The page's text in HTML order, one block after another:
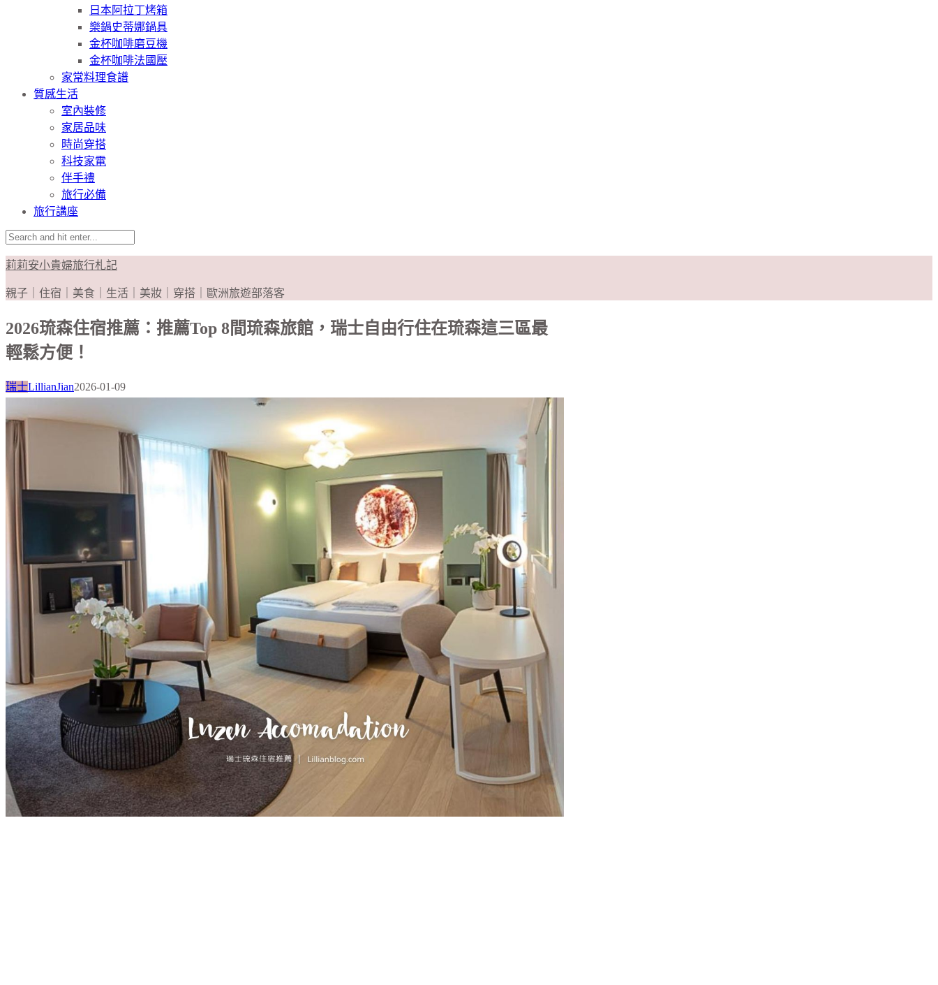
日本阿拉丁烤箱
樂鍋史蒂娜鍋具
金杯咖啡磨豆機
金杯咖啡法國壓
家常料理食譜
質感生活
室內裝修
家居品味
時尚穿搭
科技家電
伴手禮
旅行必備
旅行講座
莉莉安小貴婦旅行札記
親子｜住宿｜美食｜生活｜美妝｜穿搭｜歐洲旅遊部落客
2026琉森住宿推薦：推薦Top 8間琉森旅館，瑞士自由行住在琉森這三區最
輕鬆方便！
瑞士LillianJian2026-01-09